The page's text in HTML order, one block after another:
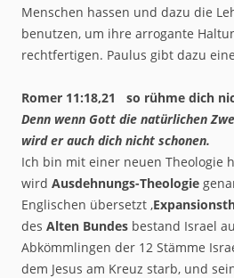
Menschen hassen und dazu die
benutzen, um ihre arrogante
rechtfertigen. Paulus gibt dazu
Romer 11:18,21 so rühme dich
Denn wenn Gott die natürlichen
wird er auch dich nicht schonen.
Ich bin mit einer neuen Theologie
wird Ausdehnungs-Theologie
Englischen übersetzt ‚
des Alten Bundes bestand Israel
Abkömmlingen der 12 Stämme
dem Jesus am Kreuz starb, und